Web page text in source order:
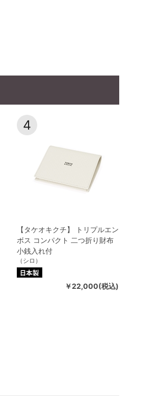
4
【タケオキクチ】 トリプルエン
ボス コンパクト 二つ折り財布
小銭入れ付
（シロ）
￥22,000(税込)